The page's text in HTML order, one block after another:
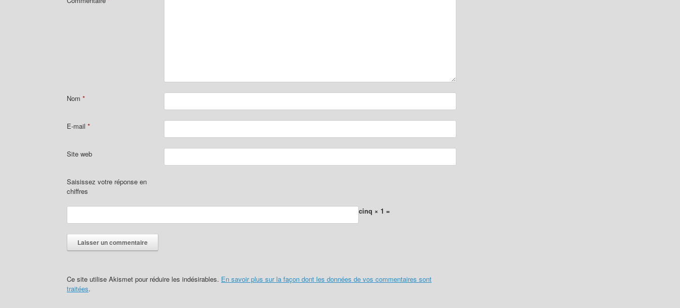
Nom *
E-mail *
Site web
Saisissez votre réponse en
chiffres
cinq × 1 =
Ce site utilise Akismet pour réduire les indésirables. En savoir plus sur la façon dont les données de vos commentaires sont
traitées.